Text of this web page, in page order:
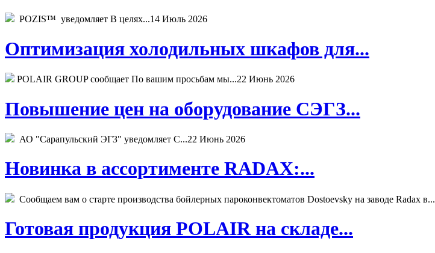
POZIS™ уведомляет В целях...14 Июль 2026
Оптимизация холодильных шкафов для...
POLAIR GROUP сообщает По вашим просьбам мы...22 Июнь 2026
Повышение цен на оборудование СЭГЗ...
АО "Сарапульский ЭГЗ" уведомляет С...22 Июнь 2026
Новинка в ассортименте RADAX:...
Сообщаем вам о старте производства бойлерных пароконвектоматов Dostoevsky на заводе Radax в...
Готовая продукция POLAIR на складе...